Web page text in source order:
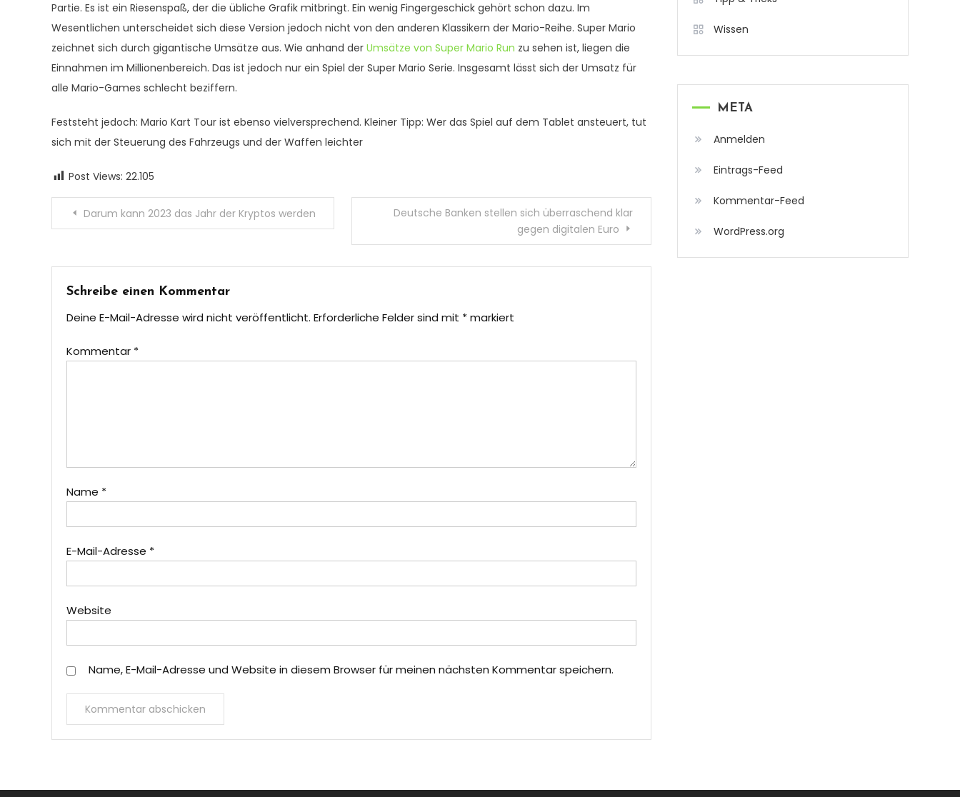
Partie. Es ist ein Riesenspaß, der die übliche Grafik mitbringt. Ein wenig Fingergeschick gehört schon dazu. Im
Wesentlichen unterscheidet sich diese Version jedoch nicht von den anderen Klassikern der Mario-Reihe. Super Mario
zeichnet sich durch gigantische Umsätze aus. Wie anhand der Umsätze von Super Mario Run zu sehen ist, liegen die
Einnahmen im Millionenbereich. Das ist jedoch nur ein Spiel der Super Mario Serie. Insgesamt lässt sich der Umsatz für
alle Mario-Games schlecht beziffern.
Feststeht jedoch: Mario Kart Tour ist ebenso vielversprechend. Kleiner Tipp: Wer das Spiel auf dem Tablet ansteuert, tut
sich mit der Steuerung des Fahrzeugs und der Waffen leichter
Post Views: 22.105
Beitragsnavigation
Darum kann 2023 das Jahr der Kryptos werden
Deutsche Banken stellen sich überraschend klar
gegen digitalen Euro
Schreibe einen Kommentar
Deine E-Mail-Adresse wird nicht veröffentlicht. Erforderliche Felder sind mit *markiert
Kommentar *
Name *
E-Mail-Adresse *
Website
Name, E-Mail-Adresse und Website in diesem Browser für meinen nächsten Kommentar speichern.
Wissen
META
Anmelden
Eintrags-Feed
Kommentar-Feed
WordPress.org